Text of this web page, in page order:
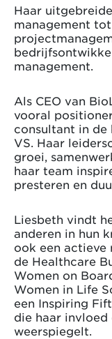
Haar
management
management.
Als CEO van
vooral
consultant in
VS. Haar
groei,
haar team
presteren en
Liesbeth vindt
anderen in hun
ook een actieve
de Healthcare
Women on
Women in Life
een Inspiring
die haar
weerspiegelt.